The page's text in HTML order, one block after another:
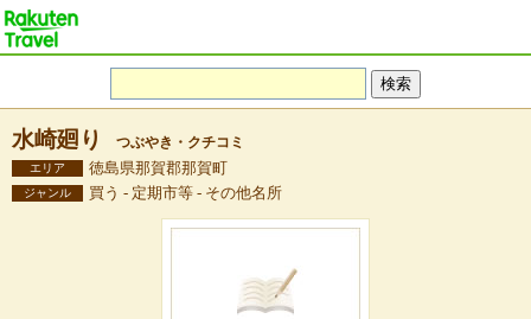
水崎廻り つぶやき・クチコミ
エリア 徳島県那賀郡那賀町
ジャンル 買う - 定期市等 - その他名所